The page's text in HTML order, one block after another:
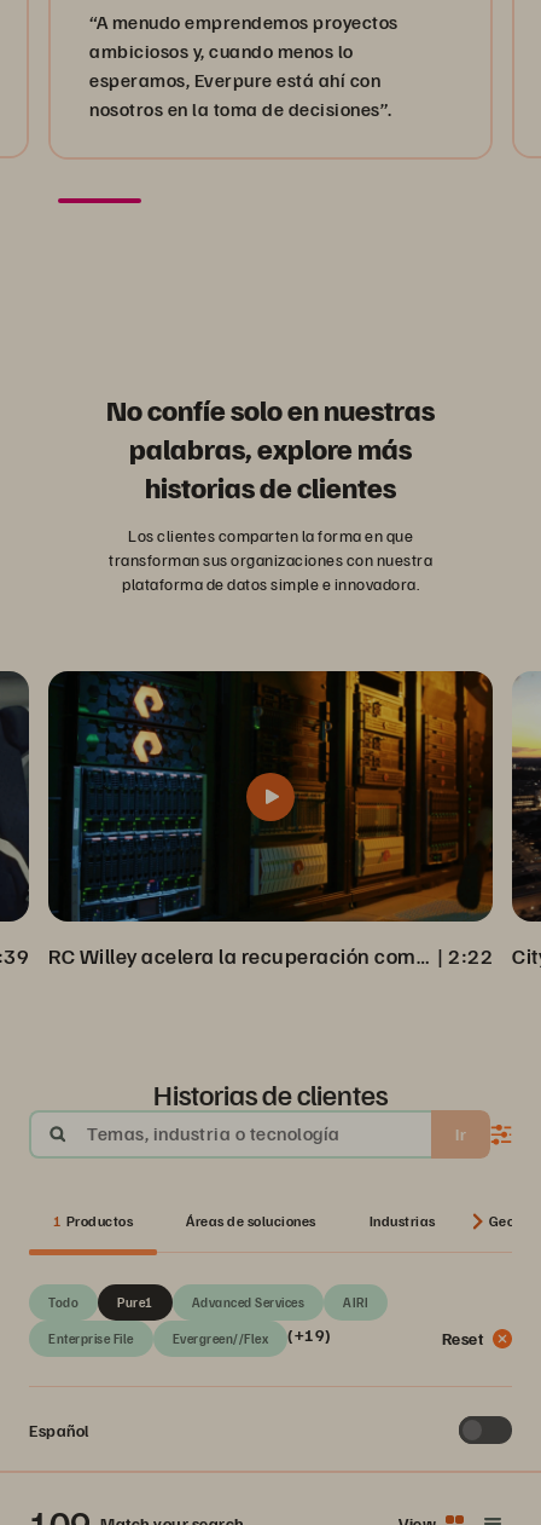
“A menudo emprendemos proyectos
ambiciosos y, cuando menos lo
esperamos, Everpure está ahí con
nosotros en la toma de decisiones”.
No confíe solo en nuestras
palabras, explore más
historias de clientes
Los clientes comparten la forma en que
transforman sus organizaciones con nuestra
plataforma de datos simple e innovadora.
RC Willey acelera la recuperación completa de datos desde Veeam Backup | 2:22
Historias de clientes
Temas, industria o tecnología Ir
1 Productos Áreas de soluciones Industrias Geos
Todo Advanced Services AIRI
Enterprise File Evergreen//Flex
Pure1
(+19) Reset
Español